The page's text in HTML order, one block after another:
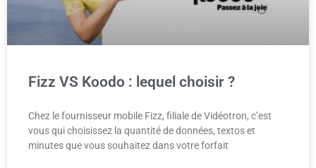
Fizz VS Koodo : lequel choisir ?
Chez le fournisseur mobile Fizz, filiale de Vidéotron, c’est
vous qui choisissez la quantité de données, textos et
minutes que vous souhaitez dans votre forfait